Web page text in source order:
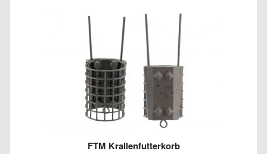
FTM Krallenfutterkorb